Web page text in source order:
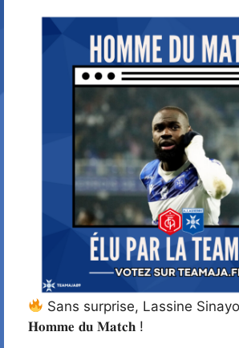
Sans surprise, Lassine
𝐇𝐨𝐦𝐦𝐞 𝐝𝐮 𝐌𝐚𝐭𝐜𝐡 !